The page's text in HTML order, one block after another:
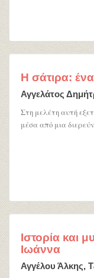
Η σάτιρα:
Αγγελάτος
Στη μελέτη αυτή
μέσα από μια
Ιστορία και
Ιωάννα
Αγγέλου Άλκης,